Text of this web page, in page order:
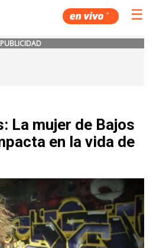
☰
PUBLICIDAD
La mujer de Bajos
en la vida de